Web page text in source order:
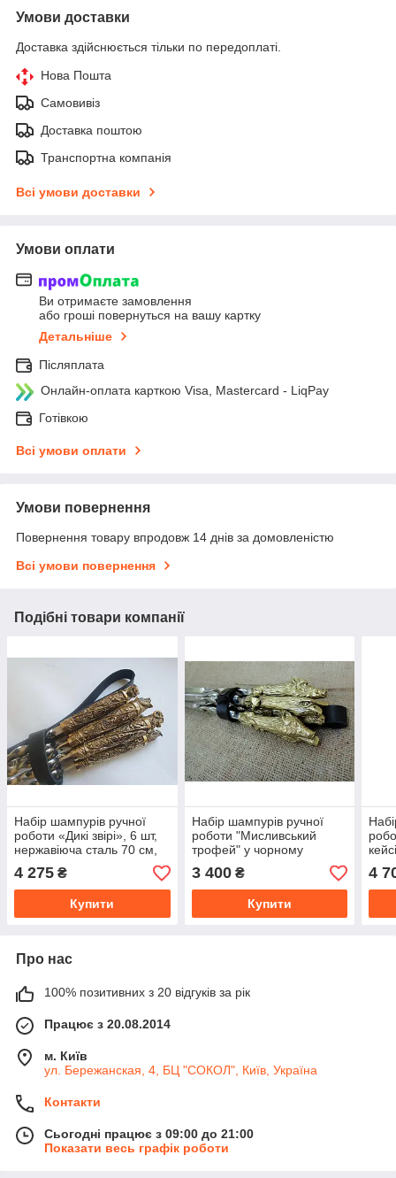
Умови доставки
Доставка здійснюється тільки по передоплаті.
Нова Пошта
Самовивіз
Доставка поштою
Транспортна компанія
Всі умови доставки
Умови оплати
Ви отримаєте замовлення
або гроші повернуться на вашу картку
Детальніше
Післяплата
Онлайн-оплата карткою Visa, Mastercard - LiqPay
Готівкою
Всі умови оплати
Умови повернення
Повернення товару впродовж 14 днів за домовленістю
Всі умови повернення
Подібні товари компанії
Набір шампурів ручної
роботи «Дикі звірі», 6 шт,
нержавіюча сталь 70 см,
рукояті з бронзи, шкіряний
сагайдак
4 275 ₴
Купити
Набір шампурів ручної
роботи "Мисливський
трофей" у чорному
шкіряному сагайдаку, 6шт
3 400₴
Купити
4
Про нас
100% позитивних з 20 відгуків за рік
Працює з 20.08.2014
м. Київ
ул. Бережанская, 4, БЦ "СОКОЛ", Київ, Україна
Контакти
Сьогодні працює з 09:00 до 21:00
Показати весь графік роботи